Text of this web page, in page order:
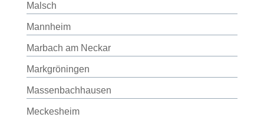
Malsch
Mannheim
Marbach am Neckar
Markgröningen
Massenbachhausen
Meckesheim